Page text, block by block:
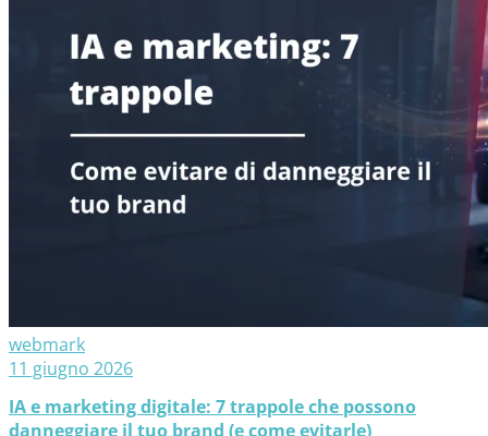
webmark
11 giugno 2026
IA e marketing digitale: 7 trappole che possono
danneggiare il tuo brand (e come evitarle)